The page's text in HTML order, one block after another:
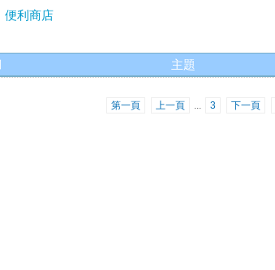
便利商店
主題
第一頁 上一頁 ... 3 下一頁